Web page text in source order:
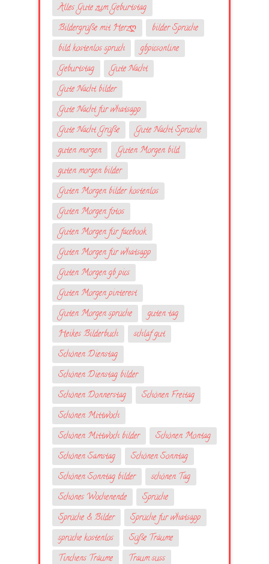
Alles Gute zum Geburtstag
Bildergrüße mit Herzღ
bilder Sprüche
bild kostenlos spruch
gbpicsonline
Geburtstag
Gute Nacht
Gute Nacht bilder
Gute Nacht für whatsapp
Gute Nacht Grüße
Gute Nacht Sprüche
guten morgen
Guten Morgen bild
guten morgen bilder
Guten Morgen bilder kostenlos
Guten Morgen fotos
Guten Morgen für facebook
Guten Morgen für whatsapp
Guten Morgen gb pics
Guten Morgen pinterest
Guten Morgen sprüche
guten tag
Heikes Bilderbuch
schlaf gut
Schönen Dienstag
Schönen Dienstag bilder
Schönen Donnerstag
Schönen Freitag
Schönen Mittwoch
Schönen Mittwoch bilder
Schönen Montag
Schönen Samstag
Schönen Sonntag
Schönen Sonntag bilder
schönen Tag
Schönes Wochenende
Sprüche
Sprüche & Bilder
Sprüche fur whatsapp
sprüche kostenlos
Süße Träume
Tinchens Träume
Traum suss